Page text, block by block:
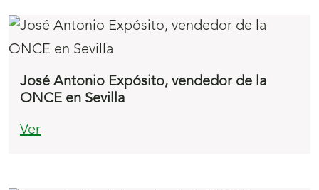
José Antonio Expósito, vendedor de la
ONCE en Sevilla
Ver